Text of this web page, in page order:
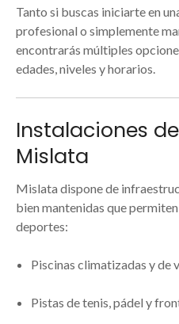
Tanto si buscas iniciarte en
profesional o simplemente
encontrarás múltiples
edades, niveles y horarios.
Instalaciones
Mislata
Mislata dispone de
bien mantenidas que
deportes:
Piscinas climatizadas y de
Pistas de tenis, pádel y